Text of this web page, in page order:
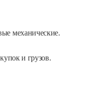
механические.
и грузов.